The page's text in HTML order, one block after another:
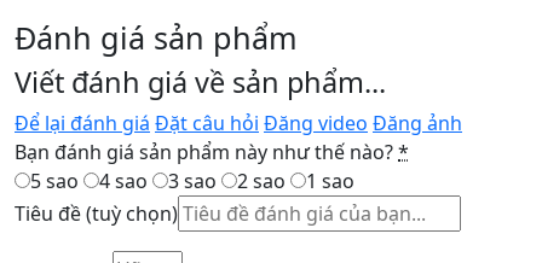
Đánh giá sản phẩm
Viết đánh giá về sản phẩm...
Để lại đánh giá Đặt câu hỏi Đăng video Đăng ảnh
Bạn đánh giá sản phẩm này như thế nào?*
5 sao
4 sao 3 sao 2 sao
1 sao
Tiêu đề(tuỳ chọn)